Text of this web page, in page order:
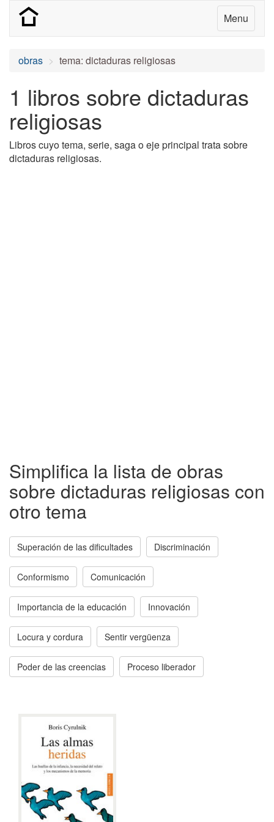
Menu
obras tema: dictaduras religiosas
1 libros sobre dictaduras
religiosas
Libros cuyo tema, serie, saga o eje principal trata sobre
dictaduras religiosas.
Simplifica la lista de obras
sobre dictaduras religiosas con
otro tema
Superación de las dificultades Discriminación
Conformismo Comunicación
Importancia de la educación Innovación
Locura y cordura Sentir vergüenza
Poder de las creencias Proceso liberador